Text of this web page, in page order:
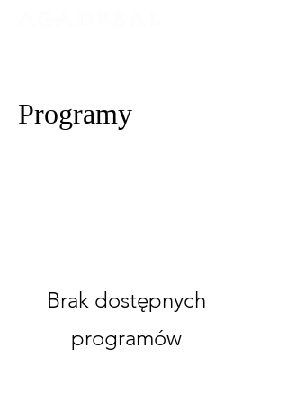
Programy
Brak dostępnych
programów